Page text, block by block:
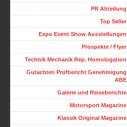
PR Abteilung
Top Seller
Expo Event Show Ausstellungen
Prospekte / Flyer
Technik Mechanik Rep. Homologation
Gutachten Prüfbericht Genehmigung
ABE
Galerie und Reiseberichte
Motorsport Magazine
Klassik Original Magazine